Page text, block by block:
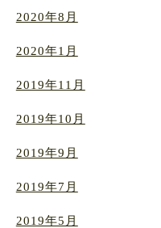
2020年8月
2020年1月
2019年11月
2019年10月
2019年9月
2019年7月
2019年5月